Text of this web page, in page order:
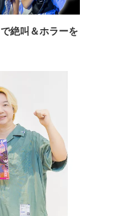
絶叫＆ホラーを